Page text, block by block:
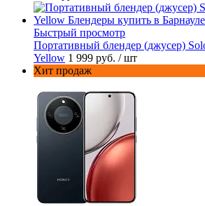
Быстрый просмотр
Портативный блендер (джусер)
Yellow 1 999 руб. / шт
Хит продаж